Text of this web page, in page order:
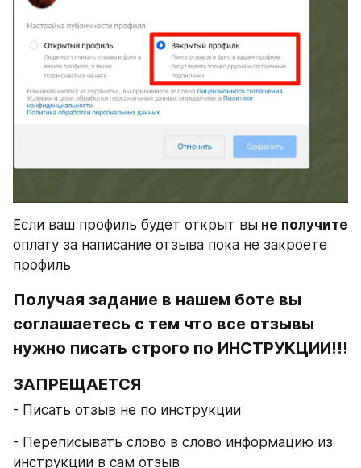
Если ваш профиль будет открыт вы не получите
оплату за написание отзыва пока не закроете
профиль
Получая задание в нашем боте вы
соглашаетесь с тем что все отзывы
нужно писать строго по ИНСТРУКЦИИ!!!
ЗАПРЕЩАЕТСЯ
- Писать отзыв не по инструкции
- Переписывать слово в слово информацию из
инструкции в сам отзыв